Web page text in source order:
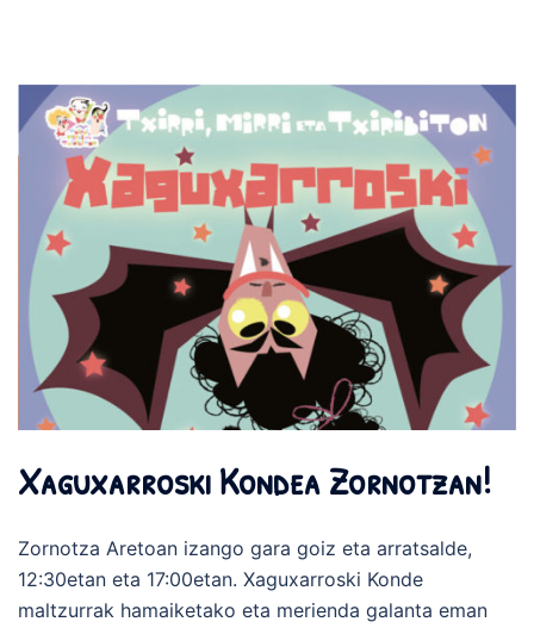
Xaguxarroski Kondea Zornotzan!
Zornotza Aretoan izango gara goiz eta arratsalde,
12:30etan eta 17:00etan. Xaguxarroski Konde
maltzurrak hamaiketako eta merienda galanta eman